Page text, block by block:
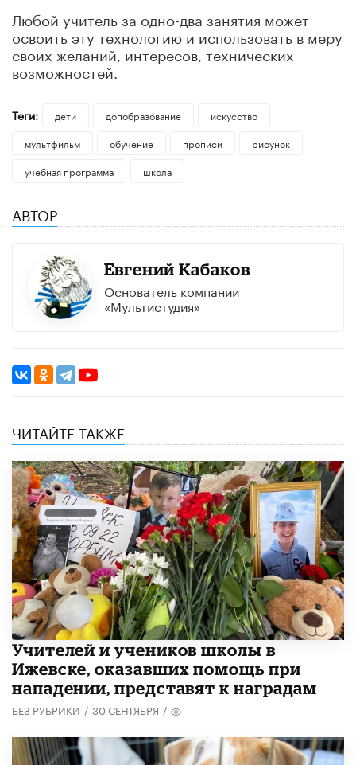
Любой учитель за одно-два занятия может
освоить эту технологию и использовать в меру
своих желаний, интересов, технических
возможностей.
Теги: дети допобразование
искусство
мультфильм
обучение прописи
рисунок
учебная программа
школа
АВТОР
Евгений Кабаков
Основатель компании
«Мультистудия»
ЧИТАЙТЕ ТАКЖЕ
​Учителей и учеников школы в
Ижевске, оказавших помощь при
нападении, представят к наградам
БЕЗ РУБРИКИ / 30 СЕНТЯБРЯ /